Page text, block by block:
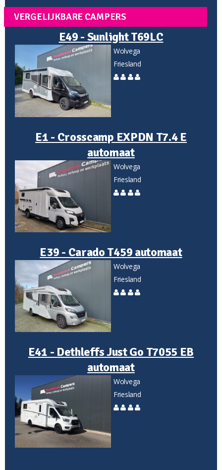
VERGELIJKBARE CAMPERS
E49 - Sunlight T69LC
Wolvega
Friesland
E1 - Crosscamp EXPDN T7.4 E
automaat
Wolvega
Friesland
E39 - Carado T459 automaat
Wolvega
Friesland
E41 - Dethleffs Just Go T7055 EB
automaat
Wolvega
Friesland